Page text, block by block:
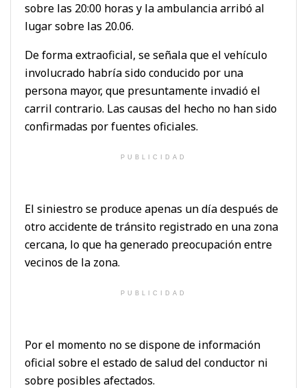
sobre las 20:00 horas y la ambulancia arribó al
lugar sobre las 20.06.
De forma extraoficial, se señala que el vehículo
involucrado habría sido conducido por una
persona mayor, que presuntamente invadió el
carril contrario. Las causas del hecho no han sido
confirmadas por fuentes oficiales.
PUBLICIDAD
El siniestro se produce apenas un día después de
otro accidente de tránsito registrado en una zona
cercana, lo que ha generado preocupación entre
vecinos de la zona.
PUBLICIDAD
Por el momento no se dispone de información
oficial sobre el estado de salud del conductor ni
sobre posibles afectados.